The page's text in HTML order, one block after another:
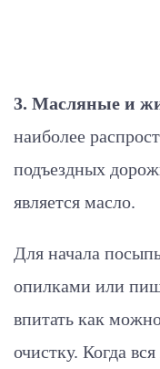
3. Масляные и
наиболее
подъездных
является масло.
Для начала
опилками или
впитать как
очистку. Когда